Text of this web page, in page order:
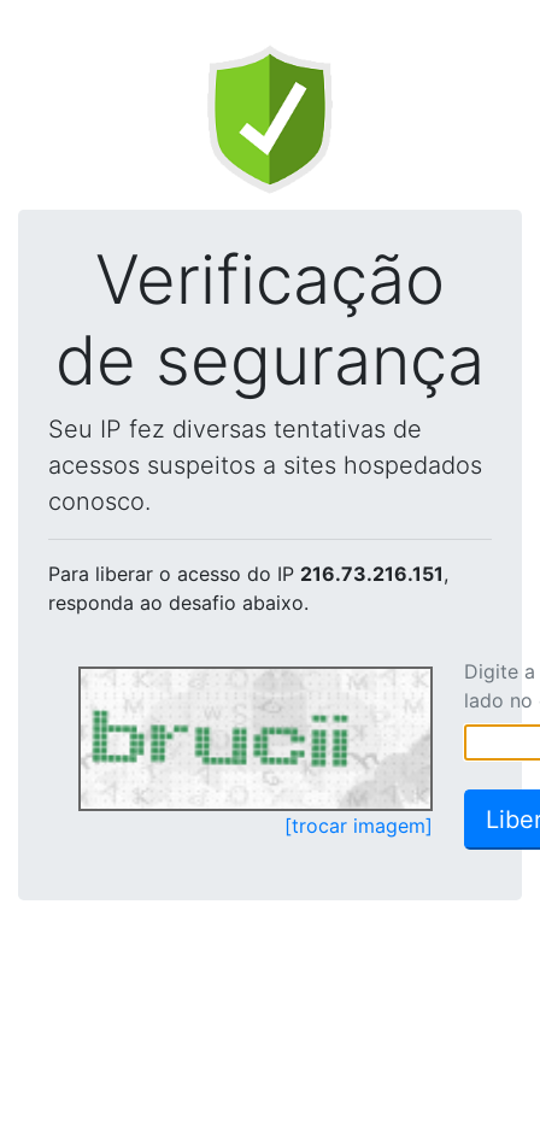
Verificação
de segurança
Seu IP fez diversas tentativas de
acessos suspeitos a sites hospedados
conosco.
Para liberar o acesso do IP 216.73.216.151,
responda ao desafio abaixo.
[trocar imagem]
Digite
lado no